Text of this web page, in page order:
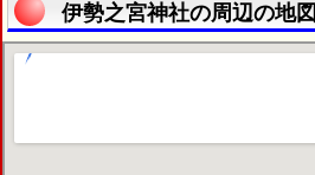
伊勢之宮神社の周辺の地図